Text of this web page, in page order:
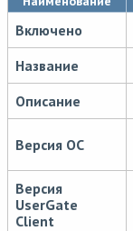
Включено
Название
Описание
Версия ОС
Версия
UserGate
Client